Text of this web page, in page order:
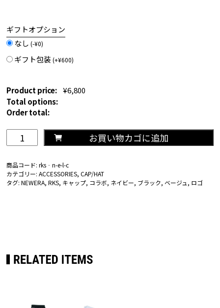
ギフトオプション
なし(-¥0)
ギフト包装(+¥600)
Product price: ¥6,800
Total options:
Order total:
RKSRICKY×NEW
ERA®
ロ
ゴ
キ
お買い物カゴに追加
商品コード:rks‐n-e-l-c
カテゴリー:ACCESSORIES,CAP/HAT
タグ:NEWERA,RKS, キャップ, コラボ, ネイビー, ブラック,ベージュ , ロゴ